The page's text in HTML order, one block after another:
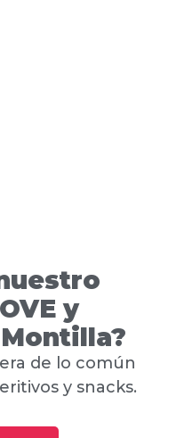
y
Montilla?
de lo común
y snacks.